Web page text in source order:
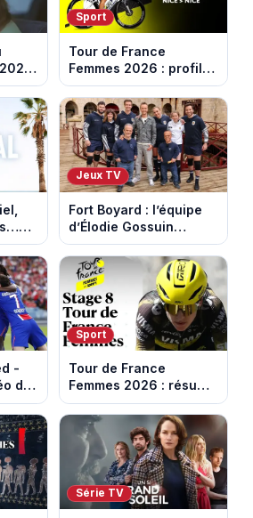
Sport
Tour de France
Femmes 2026 : profil
et horaires de la
dernière étape à Nice
fous
Jeux TV
Fort Boyard : l’équipe
d’Élodie Gossuin
termine avec une belle
somme pour l'Unicef et
le Refuge
-
du
août
Sport
Tour de France
Femmes 2026 : résumé
vidéo de la 9e étape
entre Sisteron et Nice
Série TV